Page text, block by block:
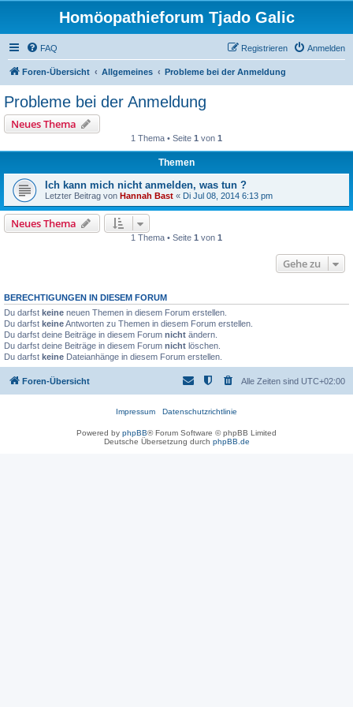
Homöopathieforum Tjado Galic
FAQ Anmelden
Registrieren
Foren-Übersicht Allgemeines Probleme bei der Anmeldung
Probleme bei der Anmeldung
Neues Thema
1 Thema • Seite 1 von 1
Themen
Ich kann mich nicht anmelden, was tun ?
Letzter Beitrag von Hannah Bast « Di Jul 08, 2014 6:13 pm
Neues Thema
1 Thema • Seite 1 von 1
Gehe zu
BERECHTIGUNGEN IN DIESEM FORUM
Du darfst keine neuen Themen in diesem Forum erstellen.
Du darfst keineAntworten zu Themen in diesem Forum erstellen.
Du darfst deine Beiträge in diesem Forum nicht ändern.
Du darfst deine Beiträge in diesem Forum nicht löschen.
Du darfst keine Dateianhänge in diesem Forum erstellen.
Foren-Übersicht Alle Zeiten sind UTC+02:00
Impressum Datenschutzrichtlinie
Powered by phpBB® Forum Software © phpBB Limited
Deutsche Übersetzung durch phpBB.de